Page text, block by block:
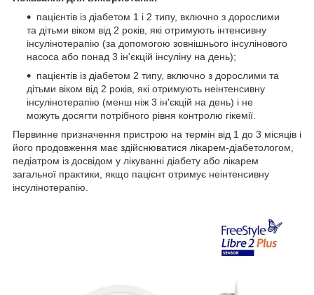
пацієнтів із діабетом 1 і 2 типу, включно з дорослими
та дітьми віком від 2 років, які отримують інтенсивну
інсулінотерапію (за допомогою зовнішнього інсулінового
насоса або понад 3 ін'єкцій інсуліну на день);
пацієнтів із діабетом 2 типу, включно з дорослими та
дітьми віком від 2 років, які отримують неінтенсивну
інсулінотерапію (менш ніж 3 ін'єкцій на день) і не
можуть досягти потрібного рівня контролю гікемії.
Первинне призначення пристрою на термін від 1 до 3 місяців і
його продовження має здійснюватися лікарем-діабетологом,
педіатром із досвідом у лікуванні діабету або лікарем
загальної практики, якщо пацієнт отримує неінтенсивну
інсулінотерапію.